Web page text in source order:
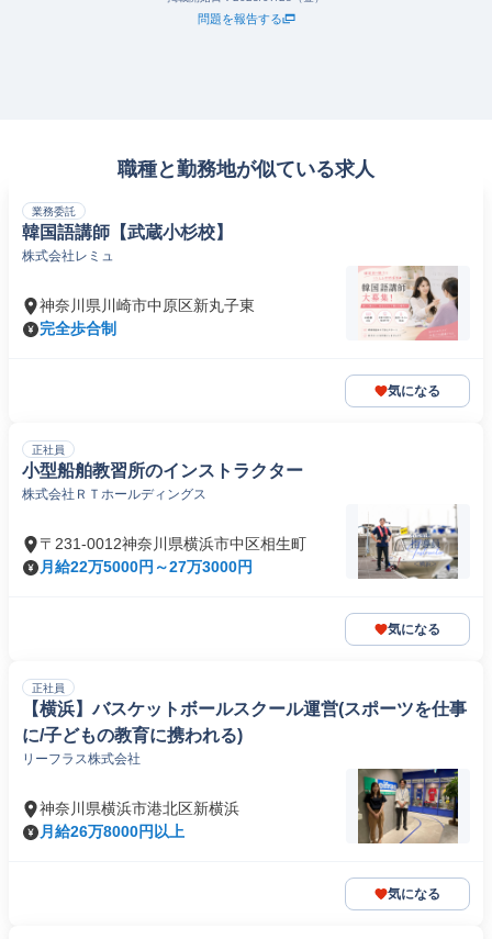
問題を報告する
職種と勤務地が似ている求人
業務委託
韓国語講師【武蔵小杉校】
株式会社レミュ
神奈川県川崎市中原区新丸子東
完全歩合制
気になる
正社員
小型船舶教習所のインストラクター
株式会社ＲＴホールディングス
〒231-0012神奈川県横浜市中区相生町
月給22万5000円～27万3000円
気になる
正社員
【横浜】バスケットボールスクール運営(スポーツを仕事
に/子どもの教育に携われる)
リーフラス株式会社
神奈川県横浜市港北区新横浜
月給26万8000円以上
気になる